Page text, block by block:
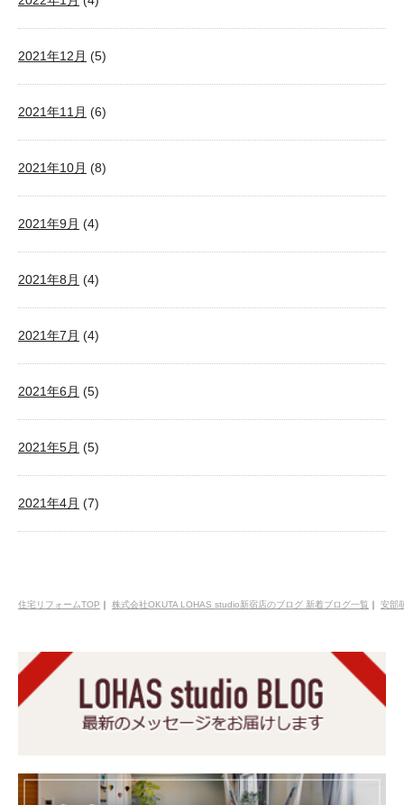
2021年12月 (5)
2021年11月 (6)
2021年10月 (8)
2021年9月 (4)
2021年8月 (4)
2021年7月 (4)
2021年6月 (5)
2021年5月 (5)
2021年4月 (7)
住宅リフォームTOP ｜ 株式会社OKUTA LOHAS studio新宿店のブログ 新着ブログ一覧 ｜ 安部